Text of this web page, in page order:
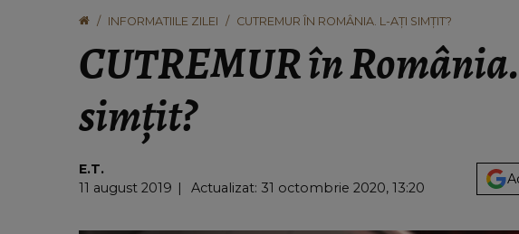
INFORMATIILE ZILEI CUTREMUR ÎN ROMÂNIA. L-AȚI SIMȚIT?
CUTREMUR în
simțit?
E.T.
11 august 2019
Actualizat: 31 octombrie 2020, 13:20